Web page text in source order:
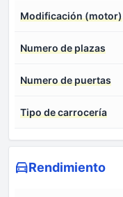
Modificación (motor)
Numero de plazas
Numero de puertas
Tipo de carrocería
Rendimiento